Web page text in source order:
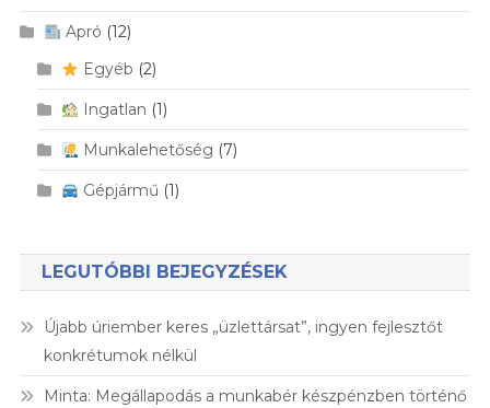
Apró (12)
Egyéb (2)
Ingatlan (1)
Munkalehetőség (7)
Gépjármű (1)
LEGUTÓBBI BEJEGYZÉSEK
Újabb úriember keres „üzlettársat”, ingyen fejlesztőt
konkrétumok nélkül
Minta: Megállapodás a munkabér készpénzben történő